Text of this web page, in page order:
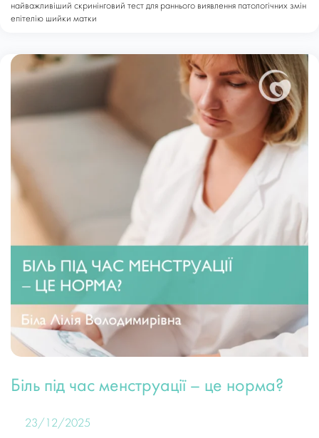
найважливіший скринінговий тест для раннього виявлення патологічних змін
епітелію шийки матки
Біль під час менструації – це норма?
23/12/2025